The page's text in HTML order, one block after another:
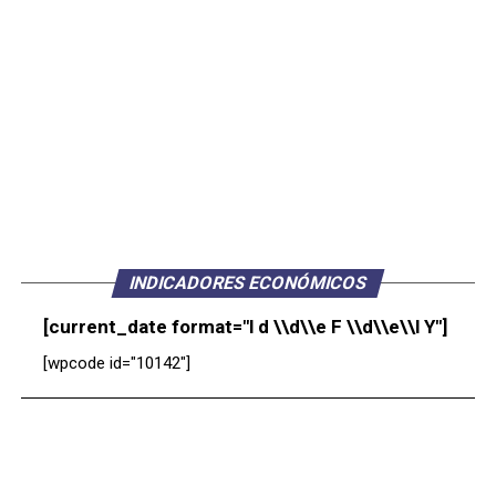
INDICADORES ECONÓMICOS
[current_date format="l d \\d\\e F \\d\\e\\l Y"]
[wpcode id="10142"]